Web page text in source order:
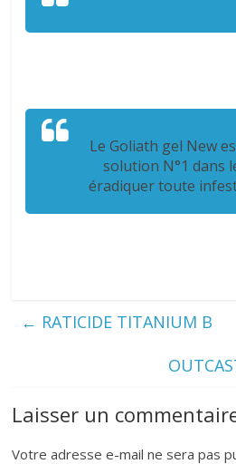
Le Goliath gel New
solution N°1 dans
éradiquer toute
← RATICIDE TITANIUM B
Laisser un
Votre adresse e-mail ne sera pas